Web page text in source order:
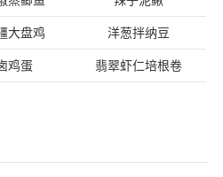
大盘鸡 洋葱拌纳豆
鸡蛋 翡翠虾仁培根卷